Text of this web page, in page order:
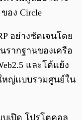
อง Circle
อย่างชัดเจนโดย
รากฐานของเครือ
และโต้แย้ง
หญ่แบบรวมศูนย์ใน
บเปิด โปรโตคอล